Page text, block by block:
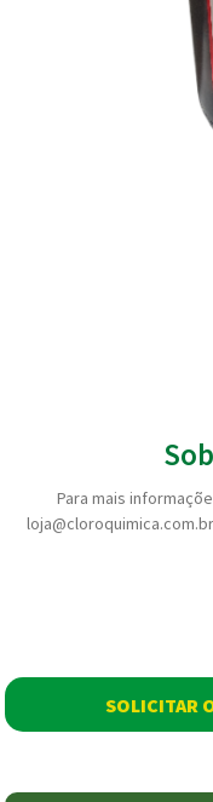
Para mais
loja@cloroquimica.com.br
SOLICITAR